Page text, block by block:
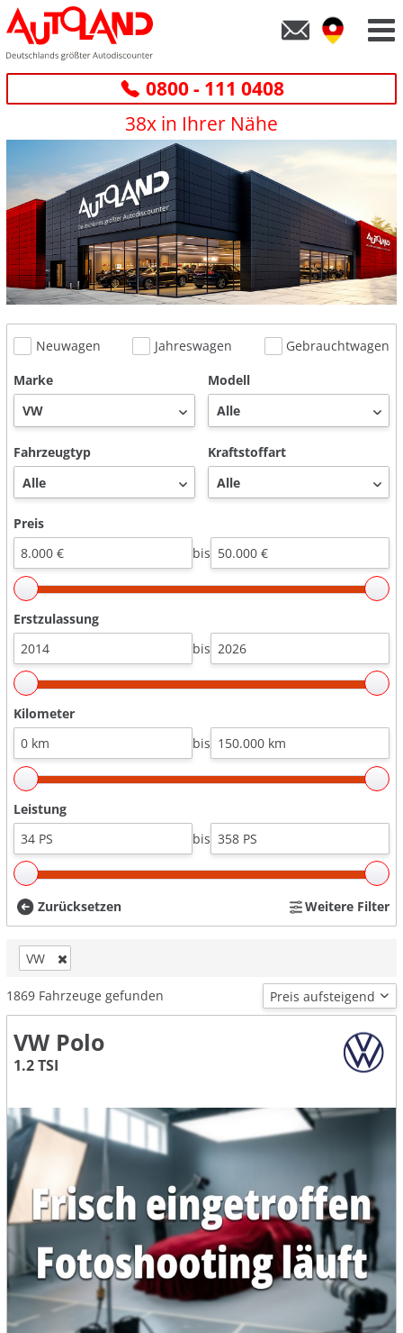
0800 - 111 0408
38x in Ihrer Nähe
Neuwagen Jahreswagen
Gebrauchtwagen
Marke
Modell
Fahrzeugtyp Kraftstoffart
Preis
bis
Erstzulassung
bis
Kilometer
bis
Leistung
bis
Zurücksetzen Weitere Filter
VW
1869 Fahrzeuge gefunden
VW Polo
1.2 TSI